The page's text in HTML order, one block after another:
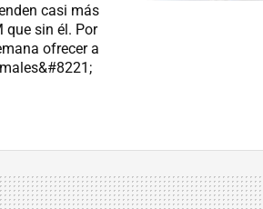
casi más
que sin él. Por
ofrecer a